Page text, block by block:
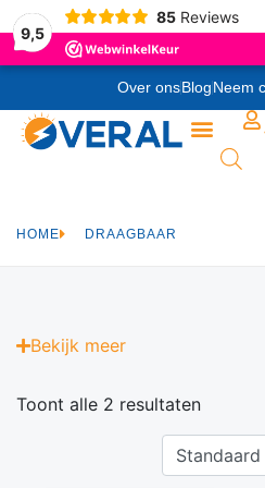
9,5
85 Reviews
Over onsBlogNeem
HOME DRAAGBAAR
Bekijk meer
Toont alle 2 resultaten